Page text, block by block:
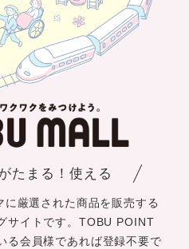
たまる！使える
に厳選された商品を販売する
サイトです。TOBU POINT
る会員様であれば登録不要で